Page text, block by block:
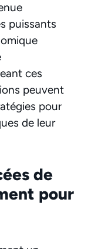
puissants
ces
peuvent
pour
de leur
de
pour